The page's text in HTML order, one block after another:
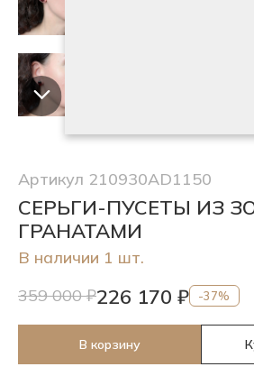
Артикул 210930AD1150
СЕРЬГИ-ПУСЕТЫ ИЗ
ГРАНАТАМИ
В наличии 1 шт.
359 000 ₽226 170 ₽ -37%
В корзину